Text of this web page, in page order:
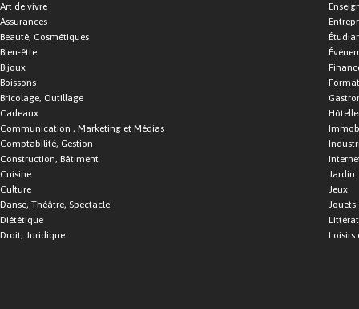
Art de vivre
Assurances
Beauté, Cosmétiques
Bien-être
Bijoux
Boissons
Bricolage, Outillage
Cadeaux
Communication , Marketing et Médias
Comptabilité, Gestion
Construction, Bâtiment
Cuisine
Culture
Danse, Théâtre, Spectacle
Diététique
Droit, Juridique
Jardin
Jeux
Jouets
Loisirs